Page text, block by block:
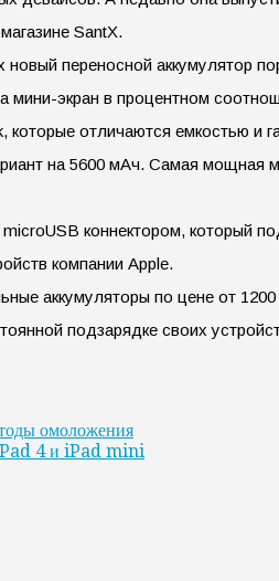
SantX.
переносной аккумулятор
мини-экран в процентном
отличаются емкостью
на 5600 мАч. Самая мощная
коннектором,
компании Apple.
аккумуляторы по цене от
подзарядке своих
омоложения
4 и iPad mini